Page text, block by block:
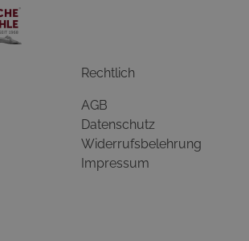
Rechtlich
AGB
Datenschutz
Widerrufsbelehrung
Impressum